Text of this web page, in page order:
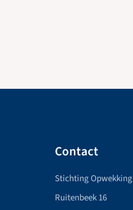
Contact
Stichting Opwekking
Ruitenbeek 16